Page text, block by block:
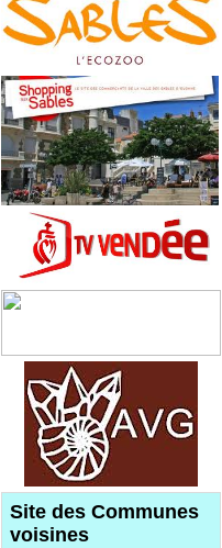
Site des Communes
voisines